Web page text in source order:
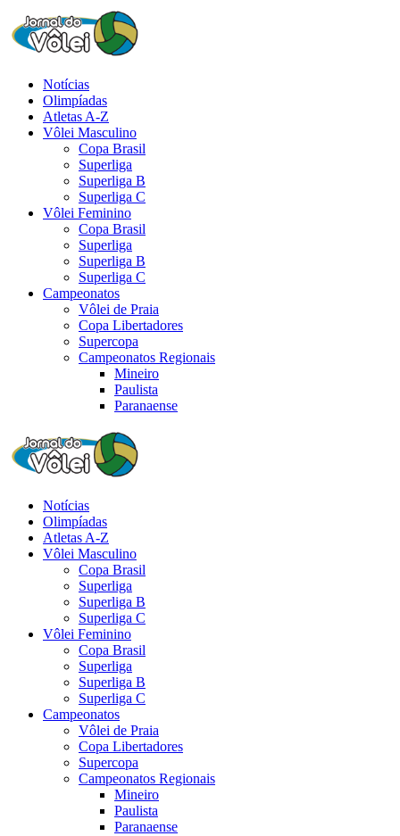
Notícias
Olimpíadas
Atletas A-Z
Vôlei Masculino
Copa Brasil
Superliga
Superliga B
Superliga C
Vôlei Feminino
Copa Brasil
Superliga
Superliga B
Superliga C
Campeonatos
Vôlei de Praia
Copa Libertadores
Supercopa
Campeonatos Regionais
Mineiro
Paulista
Paranaense
Notícias
Olimpíadas
Atletas A-Z
Vôlei Masculino
Copa Brasil
Superliga
Superliga B
Superliga C
Vôlei Feminino
Copa Brasil
Superliga
Superliga B
Superliga C
Campeonatos
Vôlei de Praia
Copa Libertadores
Supercopa
Campeonatos Regionais
Mineiro
Paulista
Paranaense